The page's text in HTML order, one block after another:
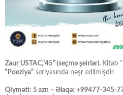
Zaur USTAC,“45” (seçmə şeirlər). Kitab
“Poeziya” seriyasında nəşr edilmişdir.
Qiyməti: 5 azn – Əlaqə: +99477-345-